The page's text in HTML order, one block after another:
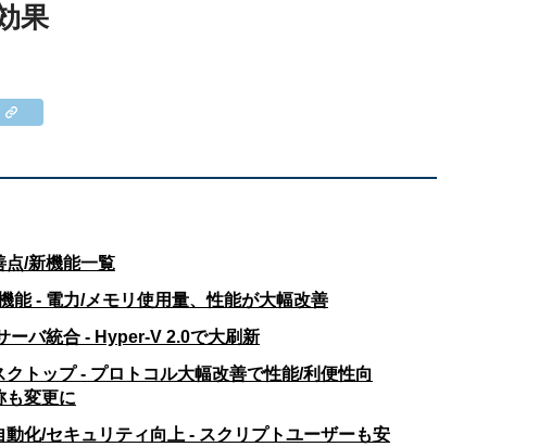
果
点/新機能一覧
能 - 電力/メモリ使用量、性能が大幅改善
ーバ統合 - Hyper-V 2.0で大刷新
クトップ - プロトコル大幅改善で性能/利便性向
も変更に
動化/セキュリティ向上 - スクリプトユーザーも安